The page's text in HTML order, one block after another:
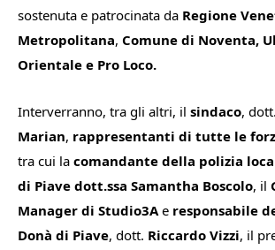
sostenuta e patrocinata da Regione
Metropolitana, Comune di Noventa,
Orientale e Pro Loco.
Interverranno, tra gli altri, il sindaco, dott.
Marian, rappresentanti di tutte le
tra cui la comandante della polizia
di Piave dott.ssa Samantha Boscolo, il
Manager di Studio3Ae responsabile
Donà di Piave, dott. Riccardo Vizzi, il